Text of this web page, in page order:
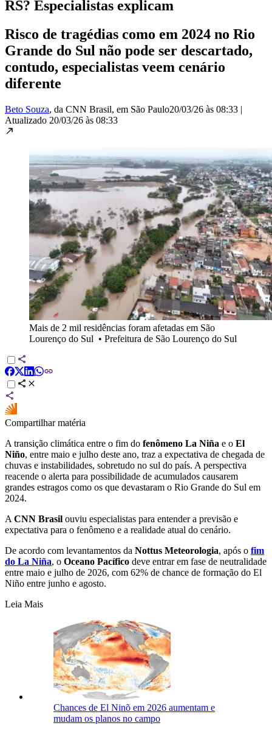
RS? Especialistas explicam
Risco de tragédias como em 2024 no Rio
Grande do Sul não pode ser descartado,
contudo, especialistas veem cenário
diferente
Beto Souza, da CNN Brasil, em São Paulo20/03/26 às 08:33 |
Atualizado 20/03/26 às 08:33
Mais de 2 mil residências foram afetadas em São
Lourenço do Sul • Prefeitura de São Lourenço do Sul
Compartilhar matéria
A transição climática entre o fim do fenômeno La Niña e o El
Niño, entre maio e julho deste ano, traz a expectativa de chegada de
chuvas e instabilidades, sobretudo no sul do país. A perspectiva
reacende o alerta para possibilidade de acumulados causarem
grandes estragos como os que devastaram o Rio Grande do Sul em
2024.
A CNN Brasil ouviu especialistas para entender a previsão e
expectativa para o fenômeno e a realidade atual do cenário.
De acordo com levantamentos da Nottus Meteorologia, após o fim
do La Niña, o Oceano Pacífico deve entrar em fase de neutralidade
entre maio e julho de 2026, com 62% de chance de formação do El
Niño entre junho e agosto.
Leia Mais
Chances de El Ninõ em 2026 aumentam e
mudam os planos no campo